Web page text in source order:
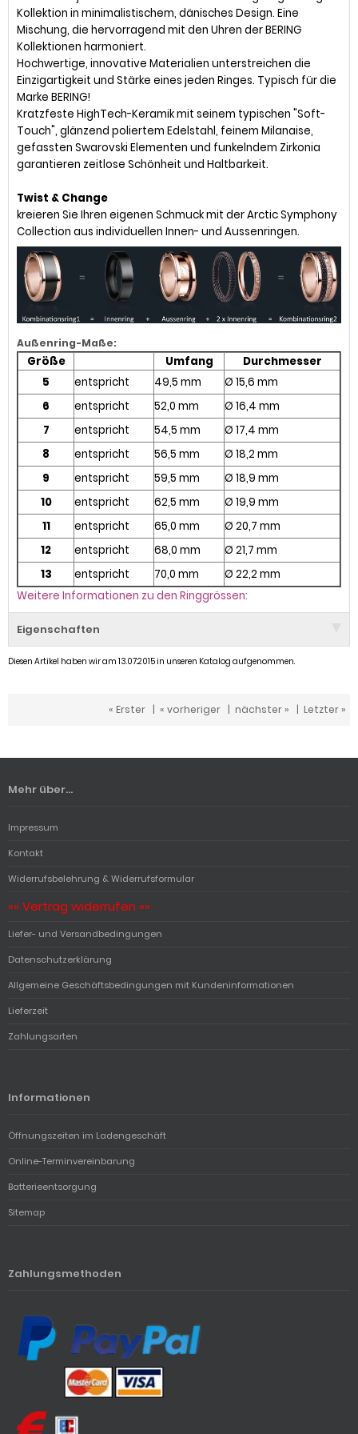
Kollektion in minimalistischem, dänisches Design. Eine
Mischung, die hervorragend mit den Uhren der BERING
Kollektionen harmoniert.
Hochwertige, innovative Materialien unterstreichen die
Einzigartigkeit und Stärke eines jeden Ringes. Typisch für die
Marke BERING!
Kratzfeste HighTech-Keramik mit seinem typischen "Soft-
Touch", glänzend poliertem Edelstahl, feinem Milanaise,
gefassten Swarovski Elementen und funkelndem Zirkonia
garantieren zeitlose Schönheit und Haltbarkeit.
Twist & Change
kreieren Sie Ihren eigenen Schmuck mit der Arctic Symphony
Collection aus individuellen Innen- und Aussenringen.
Außenring-Maße:
Größe Umfang
Durchmesser
5
entspricht 49,5 mm
Ø 15,6 mm
6
entspricht 52,0 mm
Ø 16,4 mm
7
entspricht 54,5 mm
Ø 17,4 mm
8
entspricht 56,5 mm
Ø 18,2 mm
9
entspricht 59,5 mm
Ø 18,9 mm
10
entspricht 62,5 mm
Ø 19,9 mm
11
entspricht 65,0 mm
Ø 20,7 mm
12
entspricht 68,0 mm
Ø 21,7 mm
13
entspricht 70,0 mm
Ø 22,2 mm
Weitere Informationen zu den Ringgrössen:
Eigenschaften
Diesen Artikel haben wir am 13.07.2015 in unseren Katalog aufgenommen.
« Erster | « vorheriger | nächster » | Letzter »
Mehr über...
Impressum
Kontakt
Widerrufsbelehrung & Widerrufsformular
«« Vertrag widerrufen »»
Liefer- und Versandbedingungen
Datenschutzerklärung
Allgemeine Geschäftsbedingungen mit Kundeninformationen
Lieferzeit
Zahlungsarten
Informationen
Öffnungszeiten im Ladengeschäft
Online-Terminvereinbarung
Batterieentsorgung
Sitemap
Zahlungsmethoden